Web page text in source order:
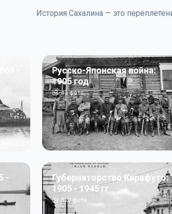
История Сахалина — это
-
Русско-Японская война:
1905 год
43фото
-
Губернаторство Карафуто:
1905 - 1945 гг
820фото